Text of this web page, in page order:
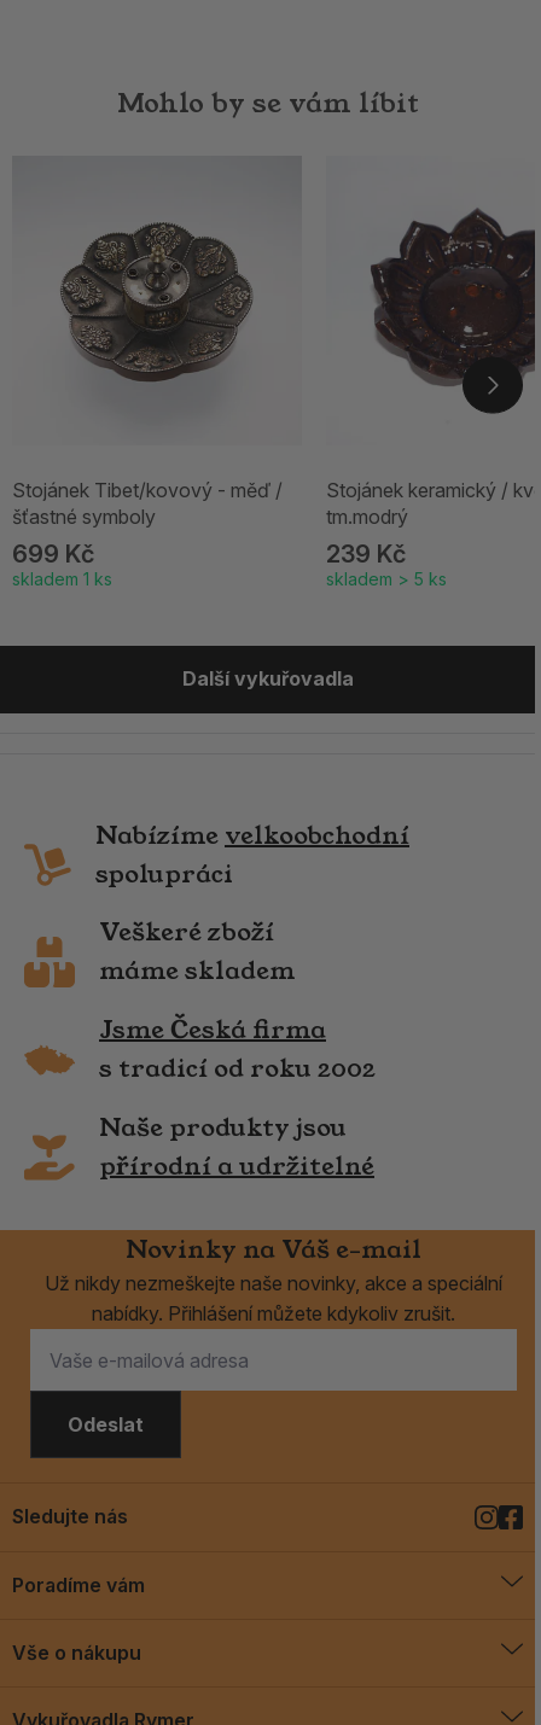
Mohlo by se vám líbit
Stojánek Tibet/kovový - měď /
šťastné symboly
699 Kč
skladem 1 ks
Stojánek keramický /
tm.modrý
239 Kč
skladem > 5 ks
Další vykuřovadla
Nabízíme velkoobchodní
spolupráci
Veškeré zboží
máme skladem
Jsme Česká firma
s tradicí od roku 2002
Naše produkty jsou
přírodní a udržitelné
Novinky na Váš e-mail
Už nikdy nezmeškejte naše novinky, akce a speciální
nabídky. Přihlášení můžete kdykoliv zrušit.
Odeslat
Poradíme vám
Blog
Vše o nákupu
Sledujte nás